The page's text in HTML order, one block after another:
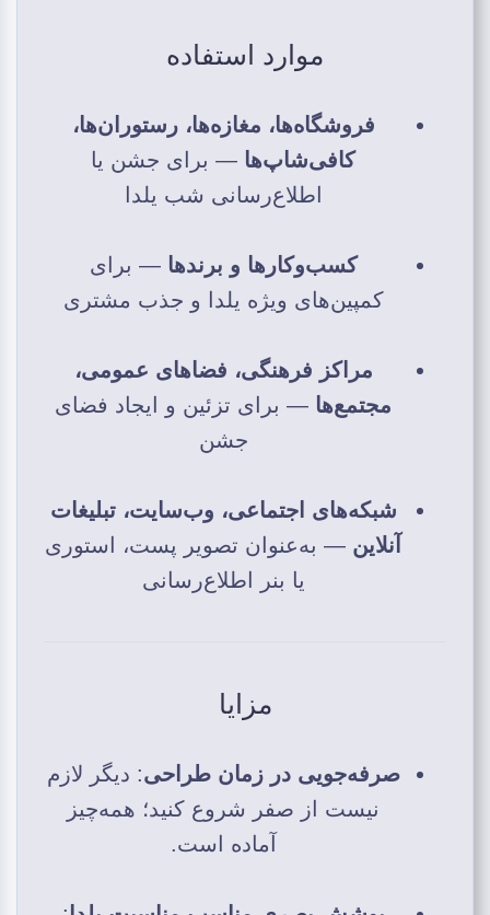
موارد استفاده
فروشگاه‌ها، مغازه‌ها، رستوران‌ها،
کافی‌شاپ‌ها — برای جشن یا
اطلاع‌رسانی شب یلدا
کسب‌وکارها و برندها — برای
کمپین‌های ویژه یلدا و جذب مشتری
مراکز فرهنگی، فضاهای عمومی،
مجتمع‌ها — برای تزئین و ایجاد فضای
جشن
شبکه‌های اجتماعی، وب‌سایت، تبلیغات
آنلاین — به‌عنوان تصویر پست، استوری
یا بنر اطلاع‌رسانی
مزایا
صرفه‌جویی در زمان طراحی: دیگر لازم
نیست از صفر شروع کنید؛ همه‌چیز
آماده است.